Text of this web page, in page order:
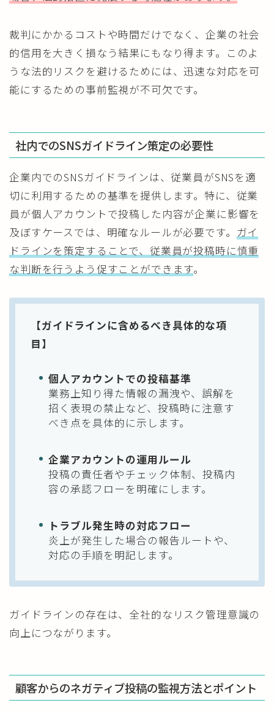
裁判にかかるコストや時間だけでなく、企業の社会
的信用を大きく損なう結果にもなり得ます。このよ
うな法的リスクを避けるためには、迅速な対応を可
能にするための事前監視が不可欠です。
社内でのSNSガイドライン策定の必要性
企業内でのSNSガイドラインは、従業員がSNSを適
切に利用するための基準を提供します。特に、従業
員が個人アカウントで投稿した内容が企業に影響を
及ぼすケースでは、明確なルールが必要です。 ガイ
ドラインを策定することで、従業員が投稿時に慎重
な判断を行うよう促すことができます。
【ガイドラインに含めるべき具体的な項
目】
個人アカウントでの投稿基準
業務上知り得た情報の漏洩や、誤解を
招く表現の禁止など、投稿時に注意す
べき点を具体的に示します。
企業アカウントの運用ルール
投稿の責任者やチェック体制、投稿内
容の承認フローを明確にします。
トラブル発生時の対応フロー
炎上が発生した場合の報告ルートや、
対応の手順を明記します。
ガイドラインの存在は、全社的なリスク管理意識の
向上につながります。
顧客からのネガティブ投稿の監視方法とポイント